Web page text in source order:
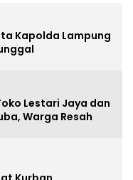
Kapolda Lampung
Lestari Jaya dan
Warga Resah